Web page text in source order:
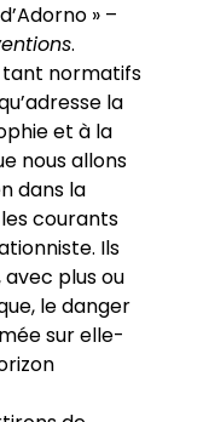
» –
.
tant normatifs
la
et à la
nous allons
dans la
courants
Ils
plus ou
le danger
sur elle-